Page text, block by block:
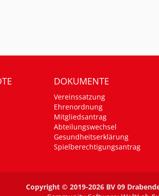
DOKUMENTE
Vereinssatzung
Ehrenordnung
Mitgliedsantrag
Abteilungswechsel
Gesundheitserklärung
Spielberechtigungsantrag
Copyright © 2019-2026 BV 09